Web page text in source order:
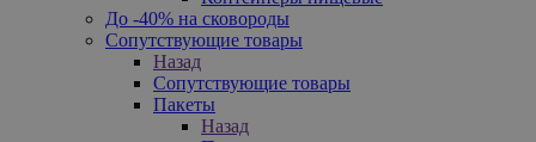
До -40% на сковороды
Сопутствующие товары
Назад
Сопутствующие товары
Пакеты
Назад